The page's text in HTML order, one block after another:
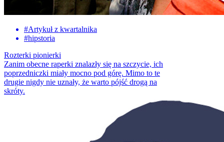
#Artykuł z kwartalnika
#hipstoria
Rozterki pionierki
Zanim obecne raperki znalazły się na szczycie, ich
poprzedniczki miały mocno pod górę. Mimo to te
drugie nigdy nie uznały, że warto pójść drogą na
skróty.